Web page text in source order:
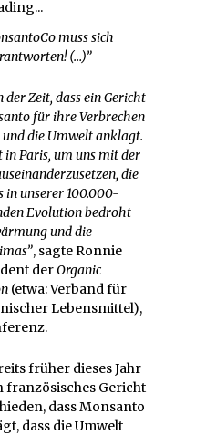
muss sich
(…)”
der Zeit, dass ein Gericht
für ihre Verbrechen
die Umwelt anklagt.
Paris, um uns mit der
die
in unserer 100.000-
Evolution bedroht
und die
, sagte Ronnie
derOrganic
(etwa: Verband für
Lebensmittel),
früher dieses Jahr
französisches Gericht
dass Monsanto
dass die Umwelt